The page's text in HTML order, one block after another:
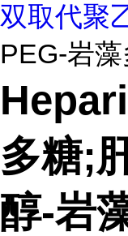
双取代聚
PEG-岩
多糖;
醇-岩